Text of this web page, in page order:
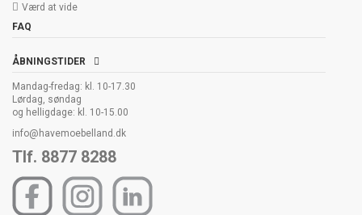
Værd at vide
FAQ
ÅBNINGSTIDER
Mandag-fredag: kl. 10-17.30
Lørdag, søndag
og helligdage: kl. 10-15.00
info@havemoebelland.dk
Tlf. 8877 8288